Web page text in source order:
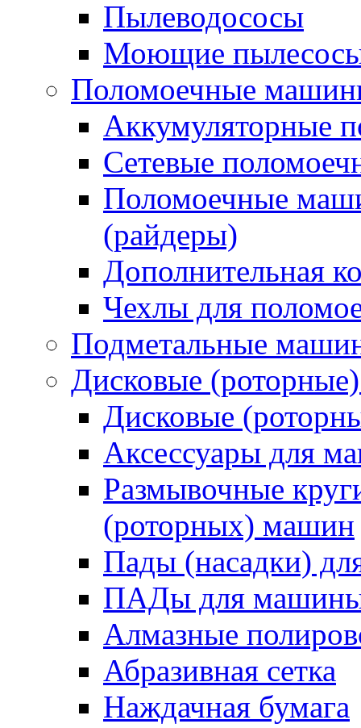
Пылеводососы
Моющие пылесосы
Поломоечные
Аккумуляторные
Сетевые
Поломоечные
(райдеры)
Дополнительная
Чехлы для
Подметальные
Дисковые
Дисковые
Аксессуары для
Размывочные
(роторных) машин
Пады (насадки)
ПАДы для
Алмазные
Абразивная сетка
Наждачная бумага